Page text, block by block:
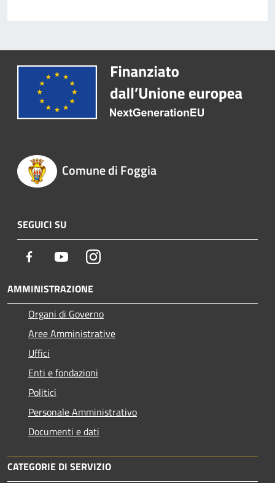
Comune di Foggia
SEGUICI SU
Facebook YoutubeInstagram
AMMINISTRAZIONE
Organi di Governo
Aree Amministrative
Uffici
Enti e fondazioni
Politici
Personale Amministrativo
Documenti e dati
CATEGORIE DI SERVIZIO